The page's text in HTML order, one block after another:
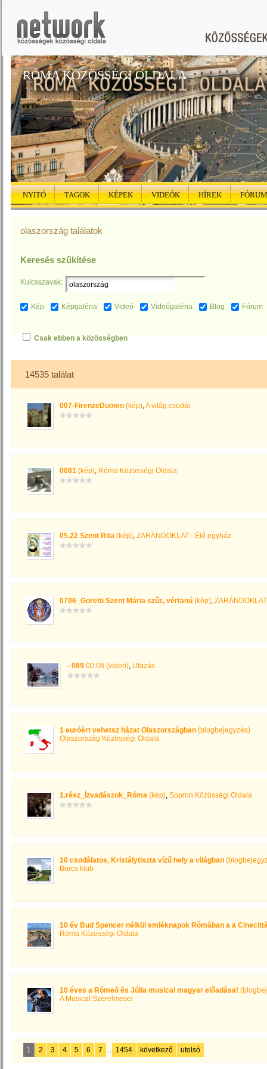
RÓMA KÖZÖSSÉGI OLDALA
NYITÓ TAGOK KÉPEK VIDEÓK HÍREK FÓRUM
olaszország találatok
Keresés szűkítése
Kulcsszavak:
Kép Képgaléria Videó Videógaléria Blog Fórum
Csak ebben a közösségben
14535 találat
007-FirenzeDuomo (kép),A világ csodái
0081 (kép), Róma Közösségi Oldala
05.22 Szent Rita (kép), ZARÁNDOKLAT - Élő egyház
0706_Goretti Szent Mária szűz, vértanú (kép),
- 089 00:08 (videó), Utazás
1 euróért vehetsz házat Olaszországban (blogbejegyzés)
Olaszország Közösségi Oldala
1.rész_Ízvadászok_Róma (kép), Sopron Közösségi Oldala
10 csodálatos, Kristálytiszta vízű hely a világban
Börcs klub
10 év Bud Spencer nélkül emléknapok Rómában a a
Róma Közösségi Oldala
10 éves a Rómeó és Júlia musical magyar előadása!
A Musical Szerelmesei
1 2 3 4 5 6 7 ... 1454 következő utolsó